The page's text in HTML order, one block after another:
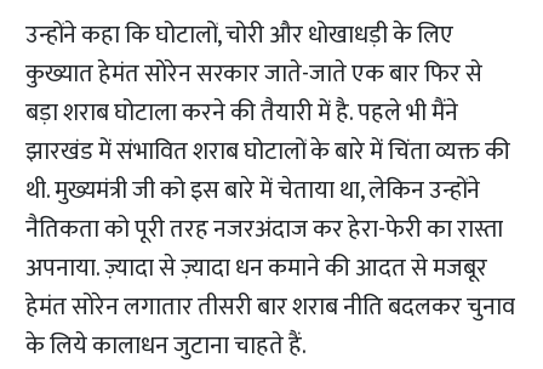
उन्होंने कहा कि घोटालों, चोरी और धोखाधड़ी के लिए
कुख्यात हेमंत सोरेन सरकार जाते-जाते एक बार फिर से
बड़ा शराब घोटाला करने की तैयारी में है. पहले भी मैंने
झारखंड में संभावित शराब घोटालों के बारे में चिंता व्यक्त की
थी. मुख्यमंत्री जी को इस बारे में चेताया था, लेकिन उन्होंने
नैतिकता को पूरी तरह नजरअंदाज कर हेरा-फेरी का रास्ता
अपनाया. ज़्यादा से ज़्यादा धन कमाने की आदत से मजबूर
हेमंत सोरेन लगातार तीसरी बार शराब नीति बदलकर चुनाव
के लिये कालाधन जुटाना चाहते हैं.